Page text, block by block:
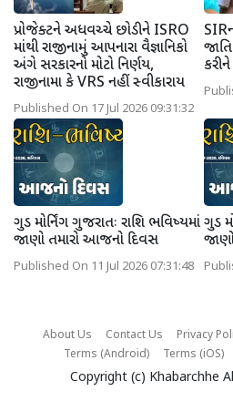
પ્રોજેક્ટને અધવચ્ચે છોડીને ISRO
માંથી રાજીનામું આપનારા વૈજ્ઞાનિકો
અંગે સરકારનો મોટો નિર્ણય,
રાજીનામા કે VRS નહીં સ્વીકારાય
Published On 17 Jul 2026 09:31:32
ગુડ મોર્નિંગ ગુજરાતઃ રાશિ ભવિષ્યમાં
જાણો તમારો આજનો દિવસ
Published On 11 Jul 2026 07:31:48
ગુડ
About Us Contact Us Privacy
Terms (Android)
Terms (iOS)
Copyright (c) Khabarchhe